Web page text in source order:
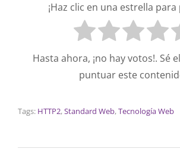
¡Haz clic en una estrella
Hasta ahora, ¡no hay votos!. Sé
puntuar este
Tags: HTTP2,Standard Web,Tecnología Web